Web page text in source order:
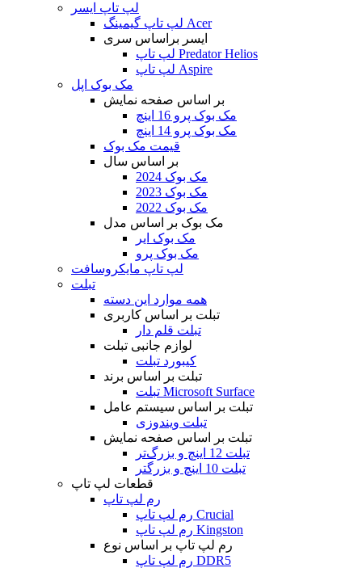
لپ تاپ ایسر
لپ تاپ گیمینگ Acer
ایسر براساس سری
لپ تاپ Predator Helios
لپ تاپ Aspire
مک بوک اپل
بر اساس صفحه نمایش
مک بوک پرو 16 اینچ
مک بوک پرو 14 اینچ
قیمت مک بوک
بر اساس سال
مک بوک 2024
مک بوک 2023
مک بوک 2022
مک بوک بر اساس مدل
مک بوک ایر
مک بوک پرو
لپ تاپ مایکروسافت
تبلت
همه موارد این دسته
تبلت بر اساس کاربری
تبلت قلم دار
لوازم جانبی تبلت
کیبورد تبلت
تبلت بر اساس برند
تبلت Microsoft Surface
تبلت بر اساس سیستم عامل
تبلت ویندوزی
تبلت بر اساس صفحه نمایش
تبلت 12 اینچ و بزرگ‌تر
تبلت 10 اینچ و بزرگتر
قطعات لپ تاپ
رم لپ تاپ
رم لپ تاپ Crucial
رم لپ تاپ Kingston
رم لپ تاپ بر اساس نوع
رم لپ تاپ DDR5